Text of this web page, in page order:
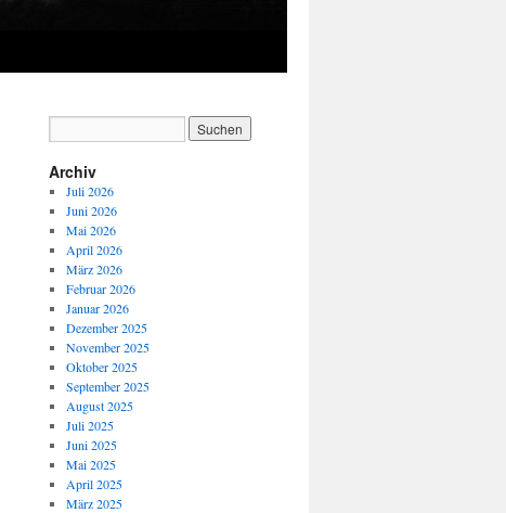
Archiv
Juli 2026
Juni 2026
Mai 2026
April 2026
März 2026
Februar 2026
Januar 2026
Dezember 2025
November 2025
Oktober 2025
September 2025
August 2025
Juli 2025
Juni 2025
Mai 2025
April 2025
März 2025